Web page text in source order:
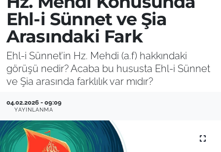
Ehl-i Sünnet ve Şia
Arasındaki Fark
Ehl-i Sünnet’in Hz. Mehdi (a.f) hakkındaki
görüşü nedir? Acaba bu hususta Ehl-i Sünnet
ve Şia arasında farklılık var mıdır?
04.02.2026 - 09:09
YAYINLANMA